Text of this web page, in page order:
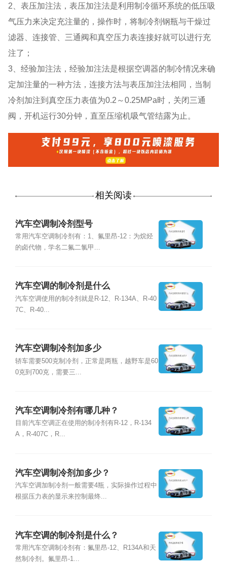
2、表压加注法，表压加注法是利用制冷循环系统的低压吸
气压力来决定充注量的，操作时，将制冷剂钢瓶与干燥过
滤器、连接管、三通阀和真空压力表连接好就可以进行充
注了；
3、经验加注法，经验加注法是根据空调器的制冷情况来确
定加注量的一种方法，连接方法与表压加注法相同，当制
冷剂加注到真空压力表值为0.2～0.25MPa时，关闭三通
阀，开机运行30分钟，直至压缩机吸气管结露为止。
相关阅读
汽车空调制冷剂型号
常用汽车空调制冷剂有：1、氟里昂-12：为烷烃
的卤代物，学名二氟二氯甲...
汽车空调的制冷剂是什么
汽车空调使用的制冷剂就是R-12、R-134A、R-40
7C、R-40...
汽车空调制冷剂加多少
轿车需要500克制冷剂，正常是两瓶，越野车是60
0克到700克，需要三...
汽车空调制冷剂有哪几种？
目前汽车空调正在使用的制冷剂有R-12，R-134
A，R-407C，R...
汽车空调制冷剂加多少？
汽车空调加制冷剂一般需要4瓶，实际操作过程中
根据压力表的显示来控制最终...
汽车空调的制冷剂是什么？
常用汽车空调制冷剂有：氟里昂-12、R134A和天
然制冷剂。氟里昂-1...